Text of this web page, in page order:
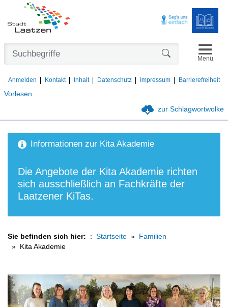
Vorlesen
Anmelden Kontakt Inhalt Datenschutz Impressum Barrierefreiheit
Menü
zur Schlagwortwolke
Informationen zur Kita Akademie
Die Angebote der Kita Akademie richten
sich ausschließlich an Fachkräfte der
Laatzener KiTas.
Sie befinden sich hier: Startseite
Familien
Kita Akademie